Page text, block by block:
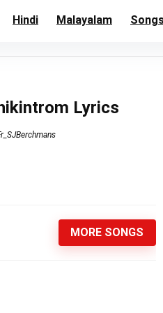
Hindi Malayalam
Lyrics
MORE SONGS